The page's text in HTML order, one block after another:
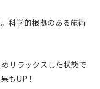
科学的根拠のある施術
リラックスした状態で
もUP！